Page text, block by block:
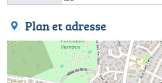
Plan et adresse